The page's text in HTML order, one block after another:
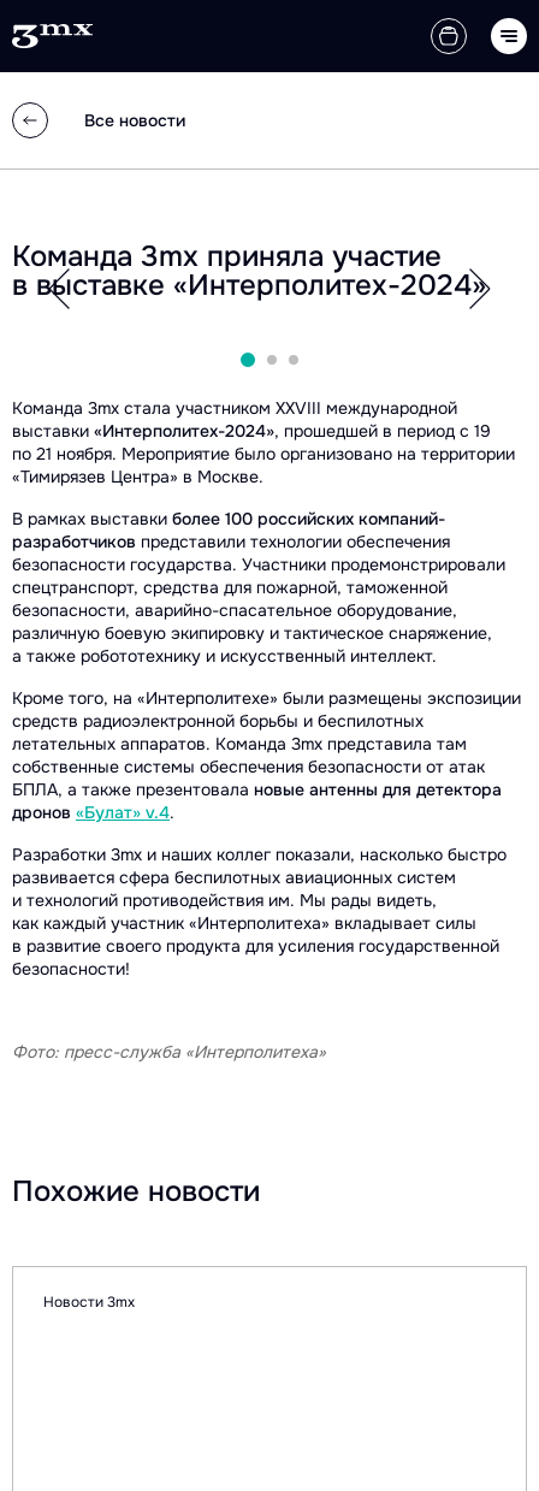
Все новости
Команда 3mx приняла участие
в выставке «Интерполитех-2024»
Команда 3mx стала участником XXVIII международной
выставки «Интерполитех-2024», прошедшей в период с 19
по 21 ноября. Мероприятие было организовано на территории
«Тимирязев Центра» в Москве.
В рамках выставки более 100 российских компаний-
разработчиков представили технологии обеспечения
безопасности государства. Участники продемонстрировали
спецтранспорт, средства для пожарной, таможенной
безопасности, аварийно-спасательное оборудование,
различную боевую экипировку и тактическое снаряжение,
а также робототехнику и искусственный интеллект.
Кроме того, на «Интерполитехе» были размещены экспозиции
средств радиоэлектронной борьбы и беспилотных
летательных аппаратов. Команда 3mx представила там
собственные системы обеспечения безопасности от атак
БПЛА, а также презентовала новые антенны для детектора
дронов «Булат» v.4.
Разработки 3mx и наших коллег показали, насколько быстро
развивается сфера беспилотных авиационных систем
и технологий противодействия им. Мы рады видеть,
как каждый участник «Интерполитеха» вкладывает силы
в развитие своего продукта для усиления государственной
безопасности!
Фото: пресс-служба «Интерполитеха»
Похожие новости
Новости 3mx